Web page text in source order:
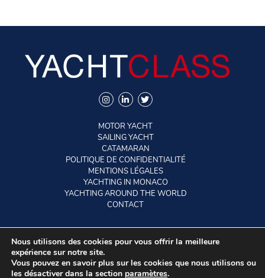
MOTOR YACHT
SAILING YACHT
CATAMARAN
POLITIQUE DE CONFIDENTIALITÉ
MENTIONS LÉGALES
YACHTING IN MONACO
YACHTING AROUND THE WORLD
CONTACT
©2026 YACHTCLASS. All rights reserved.
Nous utilisons des cookies pour vous offrir la meilleure
expérience sur notre site.
Vous pouvez en savoir plus sur les cookies que nous utilisons ou
les désactiver dans la section paramètres.